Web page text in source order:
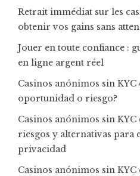
Retrait immédiat sur les
obtenir vos gains sans
Jouer en toute confiance :
en ligne argent réel
Casinos anónimos sin KYC
oportunidad o riesgo?
Casinos anónimos sin KYC
riesgos y alternativas para
privacidad
Casinos anónimos sin KYC